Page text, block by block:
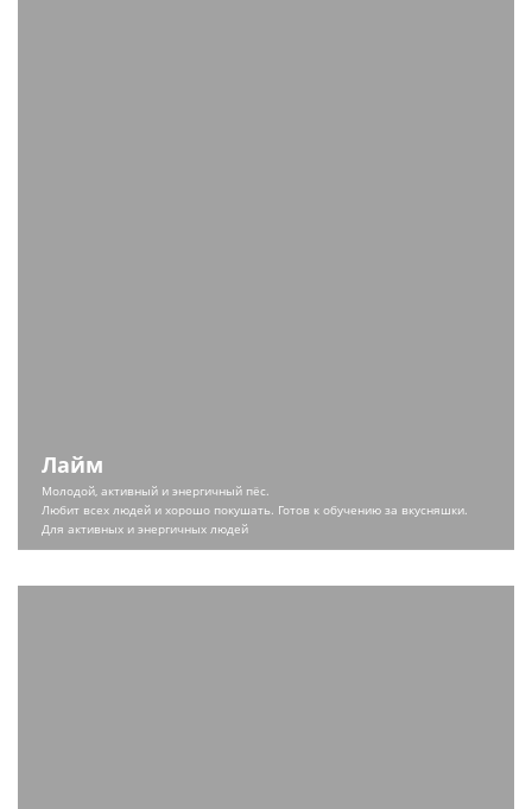
Лайм
Молодой, активный и энергичный пёс.
Любит всех людей и хорошо покушать. Готов к обучению за вкусняшки.
Для активных и энергичных людей